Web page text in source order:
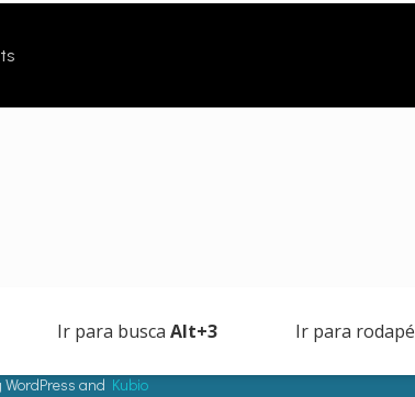
Ir para buscaAlt+3 Ir para rodapé
WordPress and Kubio